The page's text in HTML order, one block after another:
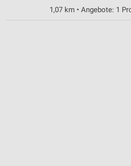
1,07 km • Angebote: 1